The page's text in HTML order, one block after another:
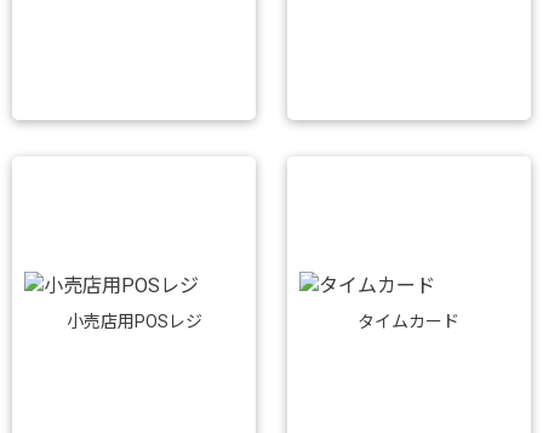
小売店用POSレジ タイムカード